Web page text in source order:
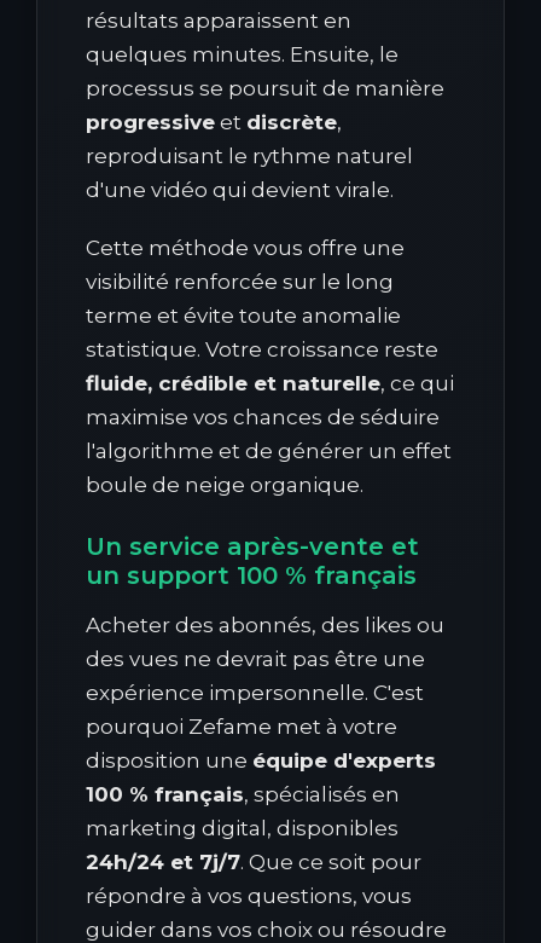
résultats apparaissent en
quelques minutes. Ensuite, le
processus se poursuit de manière
progressive et discrète,
reproduisant le rythme naturel
d'une vidéo qui devient virale.
Cette méthode vous offre une
visibilité renforcée sur le long
terme et évite toute anomalie
statistique. Votre croissance reste
fluide, crédible et naturelle, ce qui
maximise vos chances de séduire
l'algorithme et de générer un effet
boule de neige organique.
Un service après-vente et
un support 100 % français
Acheter des abonnés, des likes ou
des vues ne devrait pas être une
expérience impersonnelle. C'est
pourquoi Zefame met à votre
disposition une équipe d'experts
100 % français, spécialisés en
marketing digital, disponibles
24h/24 et 7j/7. Que ce soit pour
répondre à vos questions, vous
guider dans vos choix ou résoudre